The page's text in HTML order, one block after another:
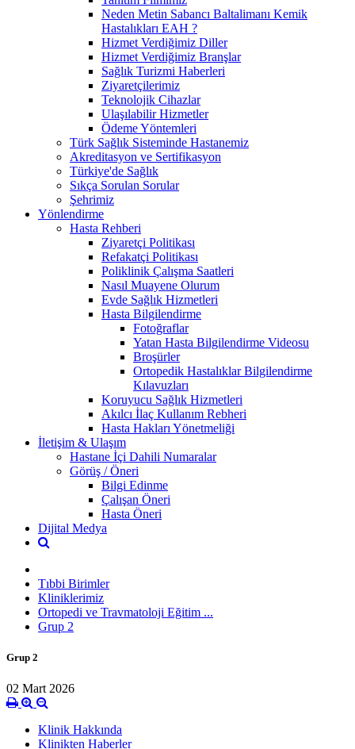
Neden Metin Sabancı Baltalimanı Kemik
Hastalıkları EAH ?
Hizmet Verdiğimiz Diller
Hizmet Verdiğimiz Branşlar
Sağlık Turizmi Haberleri
Ziyaretçilerimiz
Teknolojik Cihazlar
Ulaşılabilir Hizmetler
Ödeme Yöntemleri
Türk Sağlık Sisteminde Hastanemiz
Akreditasyon ve Sertifikasyon
Türkiye'de Sağlık
Sıkça Sorulan Sorular
Şehrimiz
Yönlendirme
Hasta Rehberi
Ziyaretçi Politikası
Refakatçi Politikası
Poliklinik Çalışma Saatleri
Nasıl Muayene Olurum
Evde Sağlık Hizmetleri
Hasta Bilgilendirme
Fotoğraflar
Yatan Hasta Bilgilendirme Videosu
Broşürler
Ortopedik Hastalıklar Bilgilendirme
Kılavuzları
Koruyucu Sağlık Hizmetleri
Akılcı İlaç Kullanım Rebheri
Hasta Hakları Yönetmeliği
İletişim & Ulaşım
Hastane İçi Dahili Numaralar
Görüş / Öneri
Bilgi Edinme
Çalışan Öneri
Hasta Öneri
Dijital Medya
Tıbbi Birimler
Kliniklerimiz
Ortopedi ve Travmatoloji Eğitim ...
Grup 2
Grup 2
02 Mart 2026
Klinik Hakkında
Klinikten Haberler